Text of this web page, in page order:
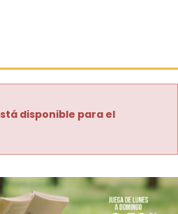
disponible para el